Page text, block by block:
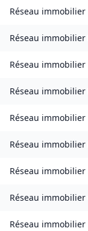
Réseau immobilier
Réseau immobilier
Réseau immobilier
Réseau immobilier
Réseau immobilier
Réseau immobilier
Réseau immobilier
Réseau immobilier
Réseau immobilier